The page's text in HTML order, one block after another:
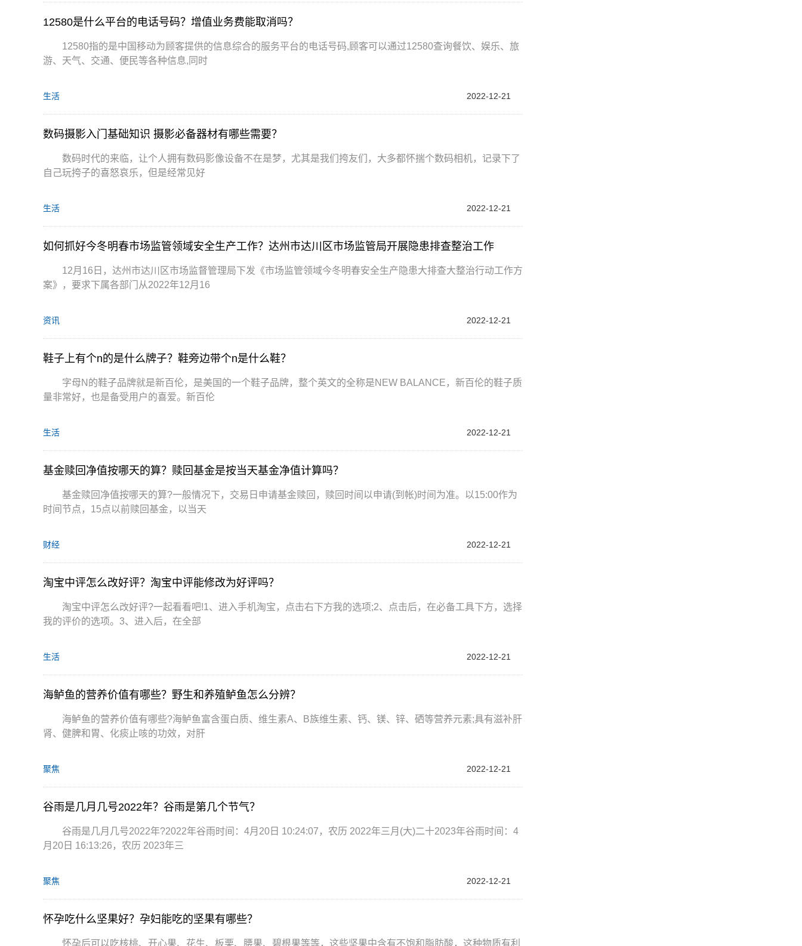
12580是什么平台的电话号码？增值业务费能取消吗？
12580指的是中国移动为顾客提供的信息综合的服务平台的电话号码,顾客可以通过12580查询餐饮、娱乐、旅
游、天气、交通、便民等各种信息,同时
生活 2022-12-21
数码摄影入门基础知识 摄影必备器材有哪些需要？
数码时代的来临，让个人拥有数码影像设备不在是梦，尤其是我们挎友们，大多都怀揣个数码相机，记录下了
自己玩挎子的喜怒哀乐，但是经常见好
生活 2022-12-21
如何抓好今冬明春市场监管领域安全生产工作？达州市达川区市场监管局开展隐患排查整治工作
12月16日，达州市达川区市场监督管理局下发《市场监管领域今冬明春安全生产隐患大排查大整治行动工作方
案》，要求下属各部门从2022年12月16
资讯 2022-12-21
鞋子上有个n的是什么牌子？鞋旁边带个n是什么鞋？
字母N的鞋子品牌就是新百伦，是美国的一个鞋子品牌，整个英文的全称是NEW BALANCE，新百伦的鞋子质
量非常好，也是备受用户的喜爱。新百伦
生活 2022-12-21
基金赎回净值按哪天的算？赎回基金是按当天基金净值计算吗？
基金赎回净值按哪天的算?一般情况下，交易日申请基金赎回，赎回时间以申请(到帐)时间为准。以15:00作为
时间节点，15点以前赎回基金，以当天
财经 2022-12-21
淘宝中评怎么改好评？淘宝中评能修改为好评吗？
淘宝中评怎么改好评?一起看看吧!1、进入手机淘宝，点击右下方我的选项;2、点击后，在必备工具下方，选择
我的评价的选项。3、进入后，在全部
生活 2022-12-21
海鲈鱼的营养价值有哪些？野生和养殖鲈鱼怎么分辨？
海鲈鱼的营养价值有哪些?海鲈鱼富含蛋白质、维生素A、B族维生素、钙、镁、锌、硒等营养元素;具有滋补肝
肾、健脾和胃、化痰止咳的功效，对肝
聚焦 2022-12-21
谷雨是几月几号2022年？谷雨是第几个节气？
谷雨是几月几号2022年?2022年谷雨时间：4月20日 10:24:07，农历 2022年三月(大)二十2023年谷雨时间：4
月20日 16:13:26，农历 2023年三
聚焦 2022-12-21
怀孕吃什么坚果好？孕妇能吃的坚果有哪些？
怀孕后可以吃核桃、开心果、花生、板栗、腰果、碧根果等等，这些坚果中含有不饱和脂肪酸，这种物质有利